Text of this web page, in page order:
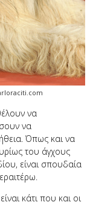
να
να
Όπως και να
του άγχους
είναι σπουδαία
κάτι που και οι